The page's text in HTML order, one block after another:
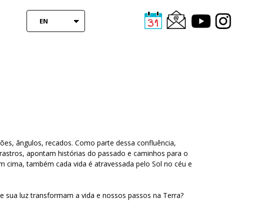
EN
ângulos, recados. Como parte dessa confluência,
apontam histórias do passado e caminhos para o
também cada vida é atravessada pelo Sol no céu e
sua luz transformam a vida e nossos passos na Terra?